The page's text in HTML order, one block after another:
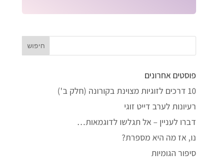
פוסטים אחרונים
10 דרכים לזוגיות מצוינת בקורונה (חלק ב')
רעיונות לערב דייט זוגי
דברו לעניין – אל תגלשו לדוגמאות…
נו, אז מה היא מספרת?
סיפור הגומיות